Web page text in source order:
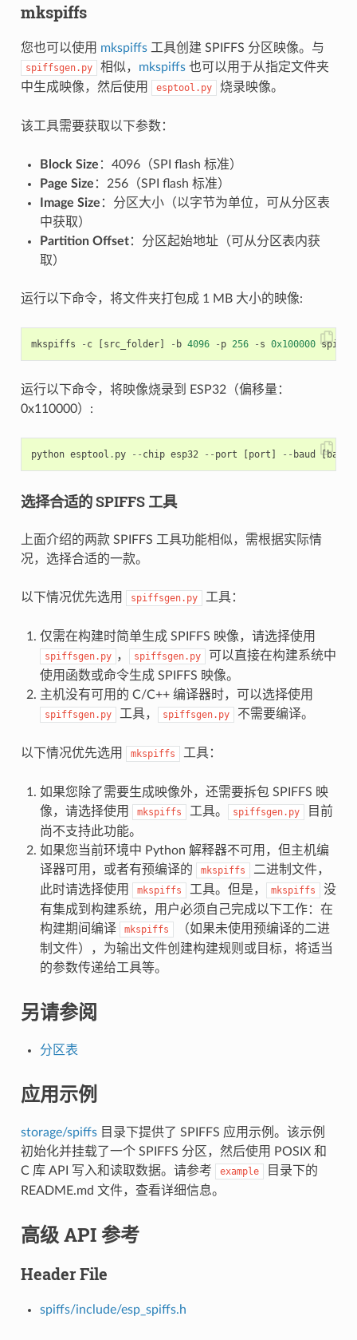
mkspiffs
您也可以使用 mkspiffs工具创建 SPIFFS 分区映像。与
spiffsgen.py 相似， mkspiffs也可以用于从指定文件夹
中生成映像，然后使用
esptool.py 烧录映像。
该工具需要获取以下参数：
Block Size ：4096（SPI flash 标准）
Page Size ：256（SPI flash 标准）
Image Size ：分区大小（以字节为单位，可从分区表
中获取）
Partition Offset：分区起始地址（可从分区表内获
取）
运行以下命令，将文件夹打包成 1 MB 大小的映像:
mkspiffs - c [src_folder] - b 4096 - p 256 - s 0x100000 spiffs
运行以下命令，将映像烧录到 ESP32（偏移量：
0x110000）:
python esptool . py -- chip esp32 -- port [port ] -- baud [baud
选择合适的 SPIFFS 工具
上面介绍的两款 SPIFFS 工具功能相似，需根据实际情
况，选择合适的一款。
以下情况优先选用 spiffsgen.py 工具：
仅需在构建时简单生成 SPIFFS 映像，请选择使用
spiffsgen.py ， spiffsgen.py
可以直接在构建系统中
使用函数或命令生成 SPIFFS 映像。
主机没有可用的 C/C++ 编译器时，可以选择使用
spiffsgen.py 工具， spiffsgen.py 不需要编译。
以下情况优先选用 mkspiffs 工具：
如果您除了需要生成映像外，还需要拆包 SPIFFS 映
像，请选择使用
mkspiffs 工具。 spiffsgen.py
目前
尚不支持此功能。
如果您当前环境中 Python 解释器不可用，但主机编
译器可用，或者有预编译的
mkspiffs
二进制文件，
此时请选择使用
mkspiffs 工具。但是， mkspiffs
没
有集成到构建系统，用户必须自己完成以下工作：在
构建期间编译
mkspiffs
（如果未使用预编译的二进
制文件），为输出文件创建构建规则或目标，将适当
的参数传递给工具等。
另请参阅
分区表
应用示例
storage/spiffs目录下提供了 SPIFFS 应用示例。该示例
初始化并挂载了一个 SPIFFS 分区，然后使用 POSIX 和
C 库 API 写入和读取数据。请参考
example
目录下的
README.md 文件，查看详细信息。
高级 API 参考
Header File
spiffs/include/esp_spiffs.h